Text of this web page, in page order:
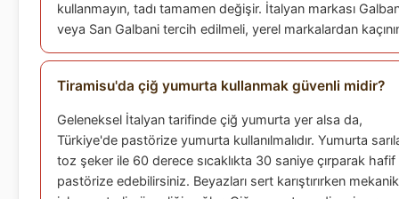
kullanmayın, tadı tamamen değişir. İtalyan markası
veya San Galbani tercih edilmeli, yerel markalardan
Tiramisu'da çiğ yumurta kullanmak güvenli midir?
Geleneksel İtalyan tarifinde çiğ yumurta yer alsa da,
Türkiye'de pastörize yumurta kullanılmalıdır. Yumurta
toz şeker ile 60 derece sıcaklıkta 30 saniye çırparak hafif
pastörize edebilirsiniz. Beyazları sert karıştırırken mekanik